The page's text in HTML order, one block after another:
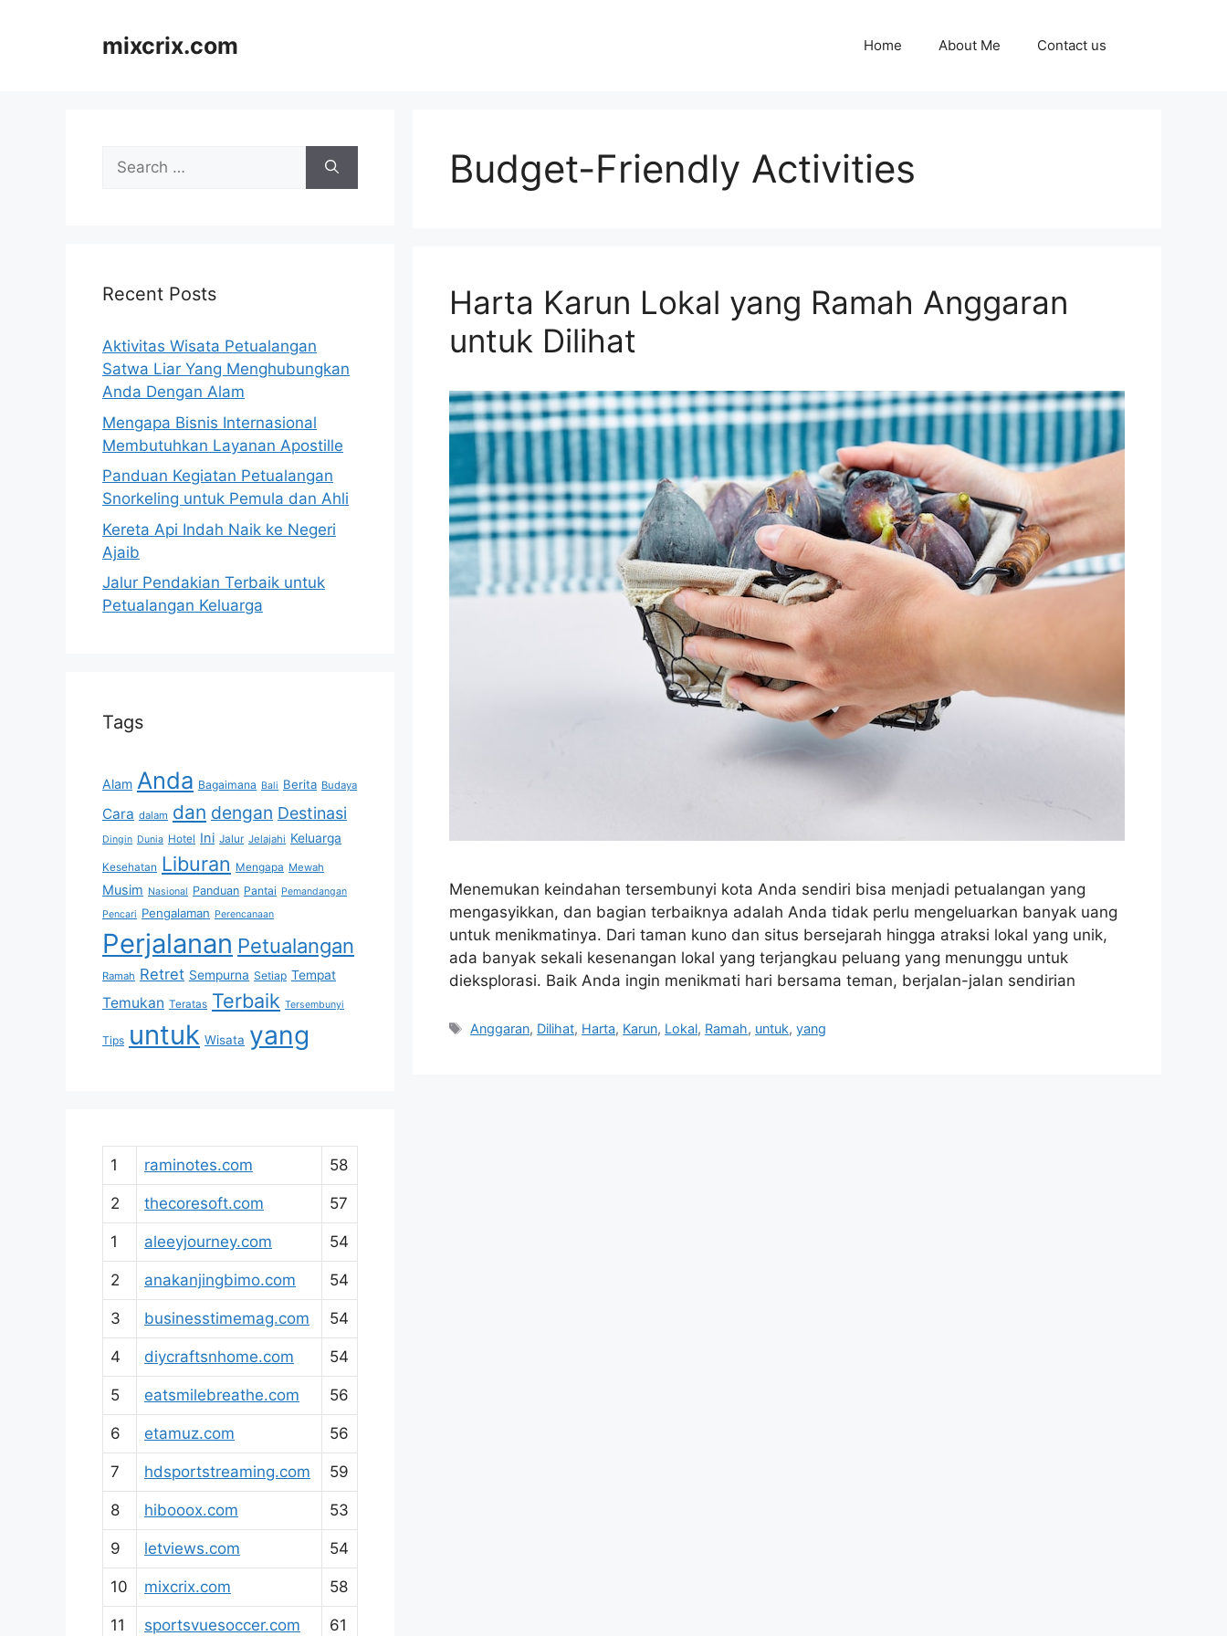
mixcrix.com Home About Me Contact us
Budget-Friendly Activities
Harta Karun Lokal yang Ramah Anggaran
untuk Dilihat
Menemukan keindahan tersembunyi kota Anda sendiri bisa menjadi petualangan yang
mengasyikkan, dan bagian terbaiknya adalah Anda tidak perlu mengeluarkan banyak uang
untuk menikmatinya. Dari taman kuno dan situs bersejarah hingga atraksi lokal yang unik,
ada banyak sekali kesenangan lokal yang terjangkau peluang yang menunggu untuk
dieksplorasi. Baik Anda ingin menikmati hari bersama teman, berjalan-jalan sendirian
Tags
Anggaran, Dilihat, Harta, Karun, Lokal, Ramah, untuk,yang
Search
for:
Recent Posts
Aktivitas Wisata Petualangan
Satwa Liar Yang Menghubungkan
Anda Dengan Alam
Mengapa Bisnis Internasional
Membutuhkan Layanan Apostille
Panduan Kegiatan Petualangan
Snorkeling untuk Pemula dan Ahli
Kereta Api Indah Naik ke Negeri
Ajaib
Jalur Pendakian Terbaik untuk
Petualangan Keluarga
Tags
Alam Anda Bagaimana Bali Berita Budaya
Cara dalam dan dengan Destinasi
Dingin Dunia Hotel Ini Jalur Jelajahi Keluarga
Kesehatan Liburan Mengapa Mewah
Musim Nasional Panduan Pantai Pemandangan
Pencari Pengalaman Perencanaan
Perjalanan Petualangan
Ramah Retret Sempurna Setiap Tempat
Temukan Teratas Terbaik Tersembunyi
Tips untuk Wisata yang
1 raminotes.com 58
2 thecoresoft.com 57
1 aleeyjourney.com 54
2 anakanjingbimo.com 54
3 businesstimemag.com 54
4 diycraftsnhome.com 54
5 eatsmilebreathe.com 56
6 etamuz.com 56
7 hdsportstreaming.com 59
8 hibooox.com 53
9 letviews.com 54
10 mixcrix.com 58
11 sportsvuesoccer.com 61